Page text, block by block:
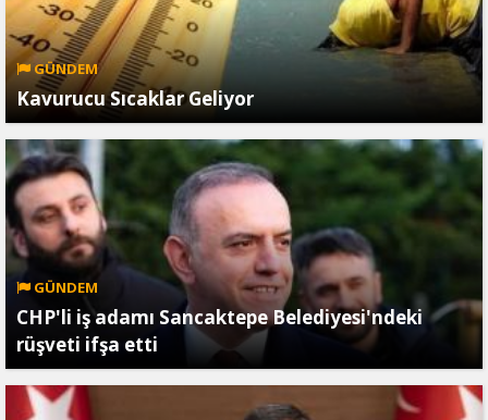
GÜNDEM
Kavurucu Sıcaklar Geliyor
GÜNDEM
CHP'li iş adamı Sancaktepe Belediyesi'ndeki
rüşveti ifşa etti